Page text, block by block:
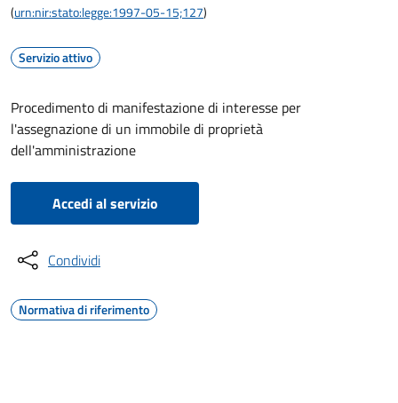
(urn:nir:stato:legge:1997-05-15;127)
Servizio attivo
Procedimento di manifestazione di interesse per
l'assegnazione di un immobile di proprietà
dell'amministrazione
Accedi al servizio
Condividi
Normativa di riferimento